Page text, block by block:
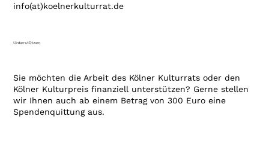
info(at)koelnerkulturrat.de
Unterstützen
Sie möchten die Arbeit des Kölner Kulturrats oder den
Kölner Kulturpreis finanziell unterstützen? Gerne stellen
wir Ihnen auch ab einem Betrag von 300 Euro eine
Spendenquittung aus.